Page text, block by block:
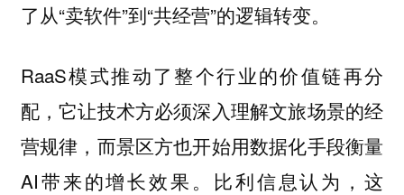
了从“卖软件”到“共经营”的逻辑转变。
RaaS模式推动了整个行业的价值链再分
配，它让技术方必须深入理解文旅场景的经
营规律，而景区方也开始用数据化手段衡量
AI带来的增长效果。比利信息认为，这